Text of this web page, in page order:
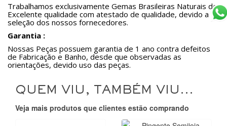
Trabalhamos exclusivamente Gemas Brasileiras Naturais de
Excelente qualidade com atestado de qualidade, devido a
seleção dos nossos fornecedores.
Garantia :
Nossas Peças possuem garantia de 1 ano contra defeitos
de Fabricação e Banho, desde que observadas as
orientações, devido uso das peças.
QUEM VIU, TAMBÉM VIU...
Veja mais produtos que clientes estão comprando